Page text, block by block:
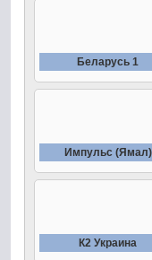
Беларусь 1
Импульс (Ямал)
К2 Украина